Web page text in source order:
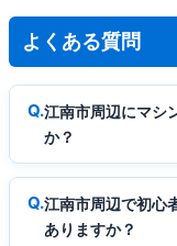
よくある質問
江南市周辺にマシ
か？
江南市周辺で初心
ありますか？